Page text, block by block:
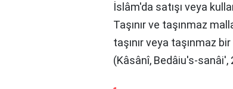
İslâm'da satışı veya
Taşınır ve taşınmaz
taşınır veya taşınmaz
(Kâsânî, Bedâiu's-sanâi',